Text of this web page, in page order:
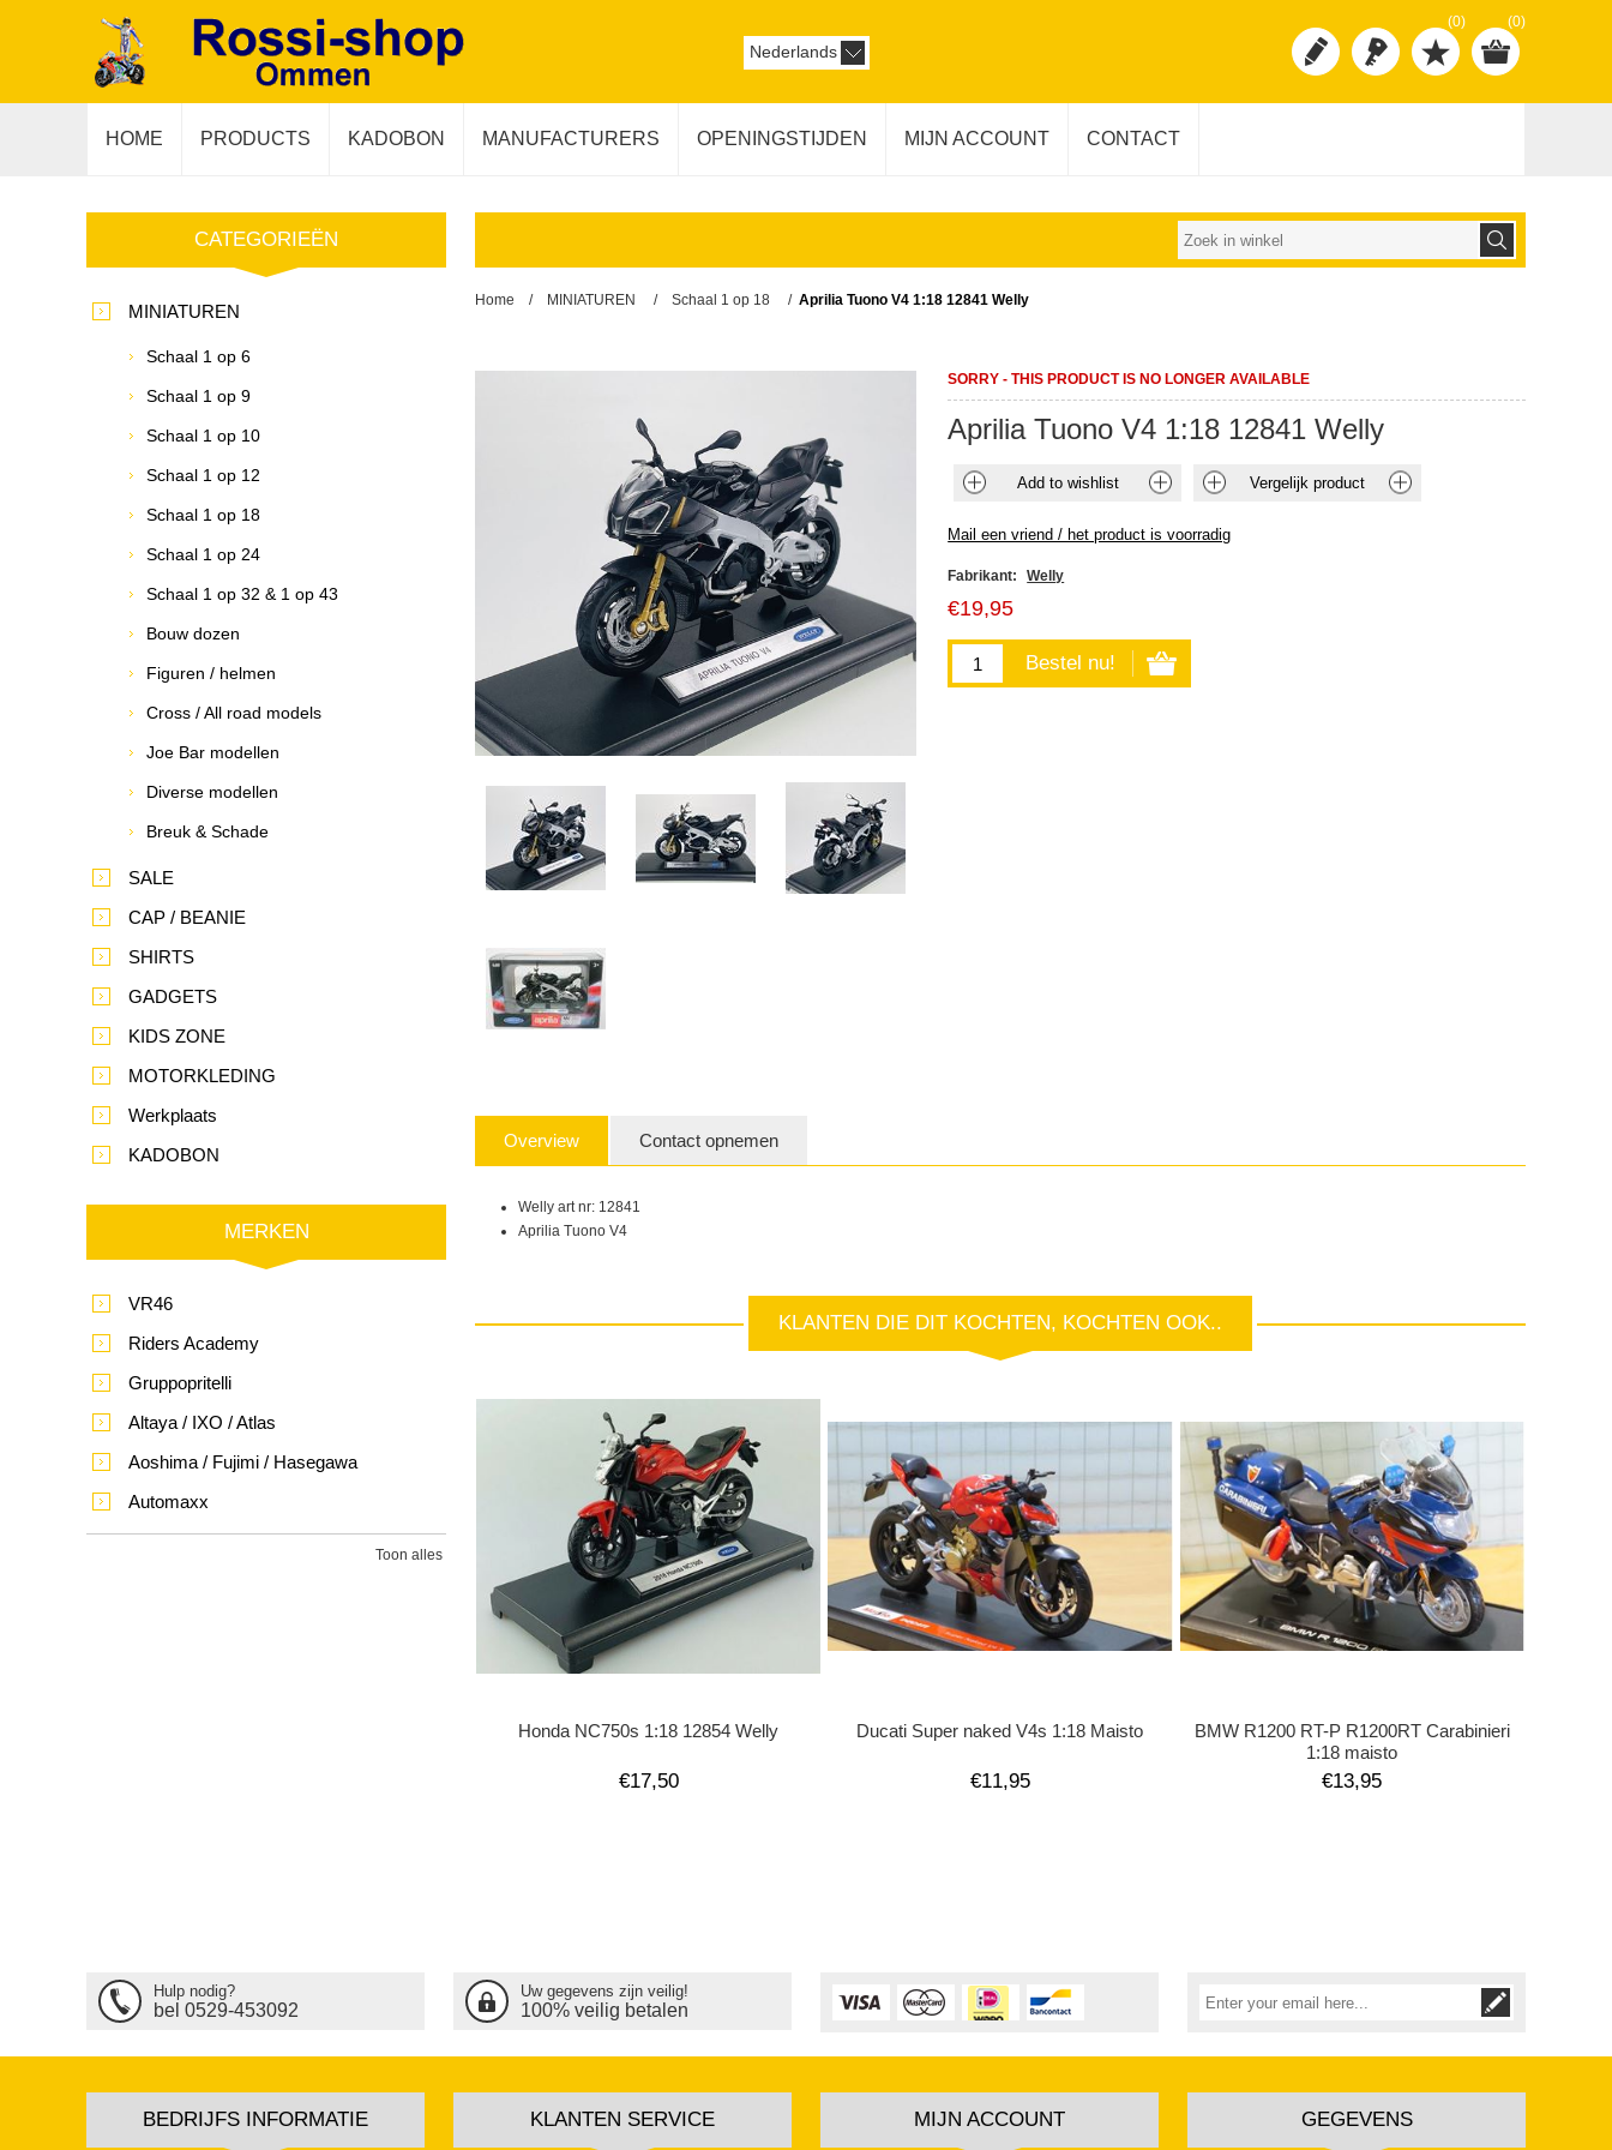
(0) (0)
Nederlands
HOME PRODUCTS KADOBON MANUFACTURERS OPENINGSTIJDEN MIJN ACCOUNT CONTACT
Home / MINIATUREN / Schaal 1 op 18 / Aprilia Tuono V4 1:18 12841 Welly
SORRY - THIS PRODUCT IS NO LONGER AVAILABLE
Aprilia Tuono V4 1:18 12841 Welly
Fabrikant: Welly
€19,95
Overview Contact opnemen
Welly art nr: 12841
Aprilia Tuono V4
KLANTEN DIE DIT KOCHTEN, KOCHTEN OOK..
Honda NC750s 1:18 12854 Welly
€17,50
Ducati Super naked V4s 1:18 Maisto
€11,95
BMW R1200 RT-P R1200RT Carabinieri
1:18 maisto
€13,95
CATEGORIEËN
MINIATUREN
Schaal 1 op 6
Schaal 1 op 9
Schaal 1 op 10
Schaal 1 op 12
Schaal 1 op 18
Schaal 1 op 24
Schaal 1 op 32 & 1 op 43
Bouw dozen
Figuren / helmen
Cross / All road models
Joe Bar modellen
Diverse modellen
Breuk & Schade
SALE
CAP / BEANIE
SHIRTS
GADGETS
KIDS ZONE
MOTORKLEDING
Werkplaats
KADOBON
MERKEN
VR46
Riders Academy
Gruppopritelli
Altaya / IXO / Atlas
Aoshima / Fujimi / Hasegawa
Automaxx
Toon alles
Hulp nodig?
bel 0529-453092
Uw gegevens zijn veilig!
100% veilig betalen
BEDRIJFS INFORMATIE KLANTEN SERVICE MIJN ACCOUNT GEGEVENS